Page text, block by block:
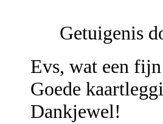
Getuigenis
Evs, wat een
Goede
Dankjewel!